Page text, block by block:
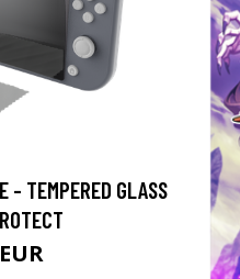
- TEMPERED GLASS